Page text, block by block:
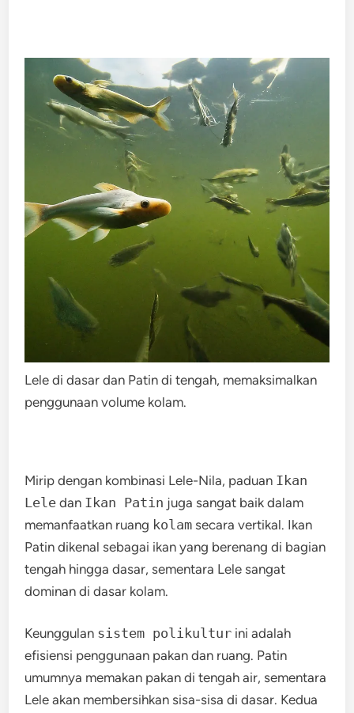
Lele di dasar dan Patin di tengah, memaksimalkan
penggunaan volume kolam.
Mirip dengan kombinasi Lele-Nila, paduan Ikan
Lele dan Ikan Patin juga sangat baik dalam
memanfaatkan ruang kolam secara vertikal. Ikan
Patin dikenal sebagai ikan yang berenang di bagian
tengah hingga dasar, sementara Lele sangat
dominan di dasar kolam.
Keunggulan sistem polikultur ini adalah
efisiensi penggunaan pakan dan ruang. Patin
umumnya memakan pakan di tengah air, sementara
Lele akan membersihkan sisa-sisa di dasar. Kedua